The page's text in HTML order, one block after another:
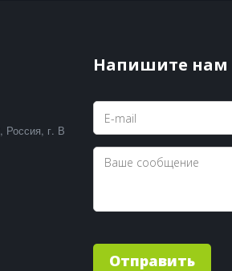
, Россия, г. В
Напишите нам
Отправить